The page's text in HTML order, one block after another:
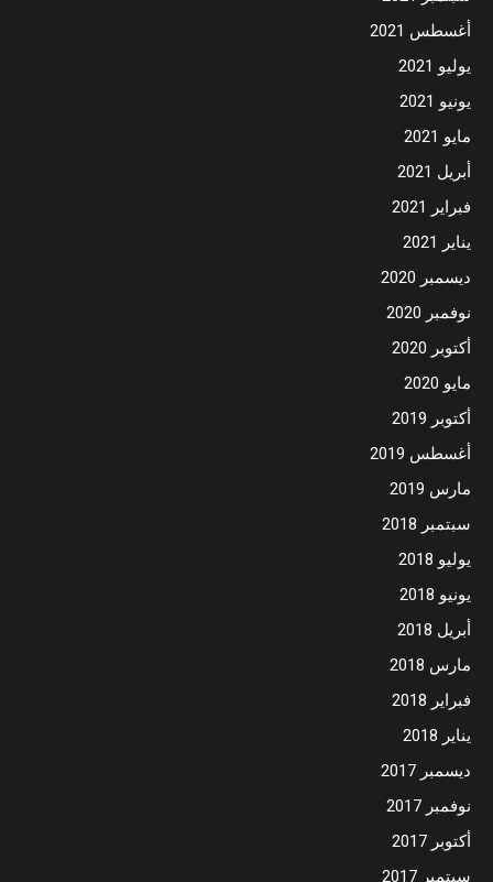
أغسطس 2021
يوليو 2021
يونيو 2021
مايو 2021
أبريل 2021
فبراير 2021
يناير 2021
ديسمبر 2020
نوفمبر 2020
أكتوبر 2020
مايو 2020
أكتوبر 2019
أغسطس 2019
مارس 2019
سبتمبر 2018
يوليو 2018
يونيو 2018
أبريل 2018
مارس 2018
فبراير 2018
يناير 2018
ديسمبر 2017
نوفمبر 2017
أكتوبر 2017
سبتمبر 2017